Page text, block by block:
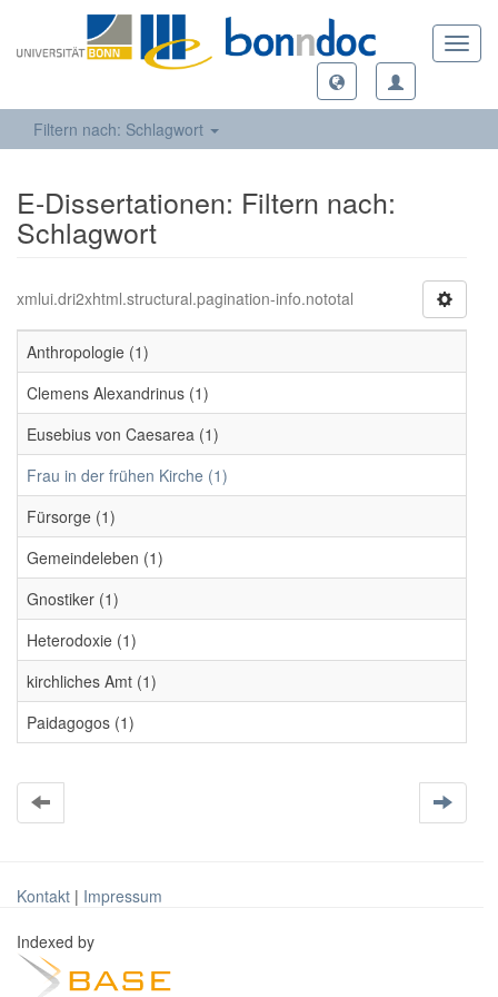
Filtern nach: Schlagwort
E-Dissertationen: Filtern nach:
Schlagwort
xmlui.dri2xhtml.structural.pagination-info.nototal
Anthropologie (1)
Clemens Alexandrinus (1)
Eusebius von Caesarea (1)
Frau in der frühen Kirche (1)
Fürsorge (1)
Gemeindeleben (1)
Gnostiker (1)
Heterodoxie (1)
kirchliches Amt (1)
Paidagogos (1)
Kontakt | Impressum
Indexed by